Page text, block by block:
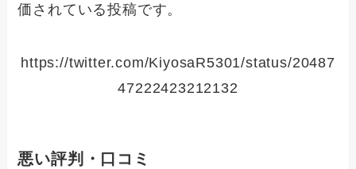
価されている投稿です。
https://twitter.com/KiyosaR5301/status/20487
47222423212132
悪い評判・口コミ